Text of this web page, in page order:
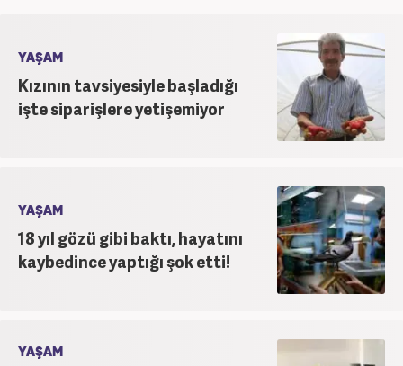
YAŞAM
Kızının tavsiyesiyle başladığı
işte siparişlere yetişemiyor
YAŞAM
18 yıl gözü gibi baktı, hayatını
kaybedince yaptığı şok etti!
YAŞAM